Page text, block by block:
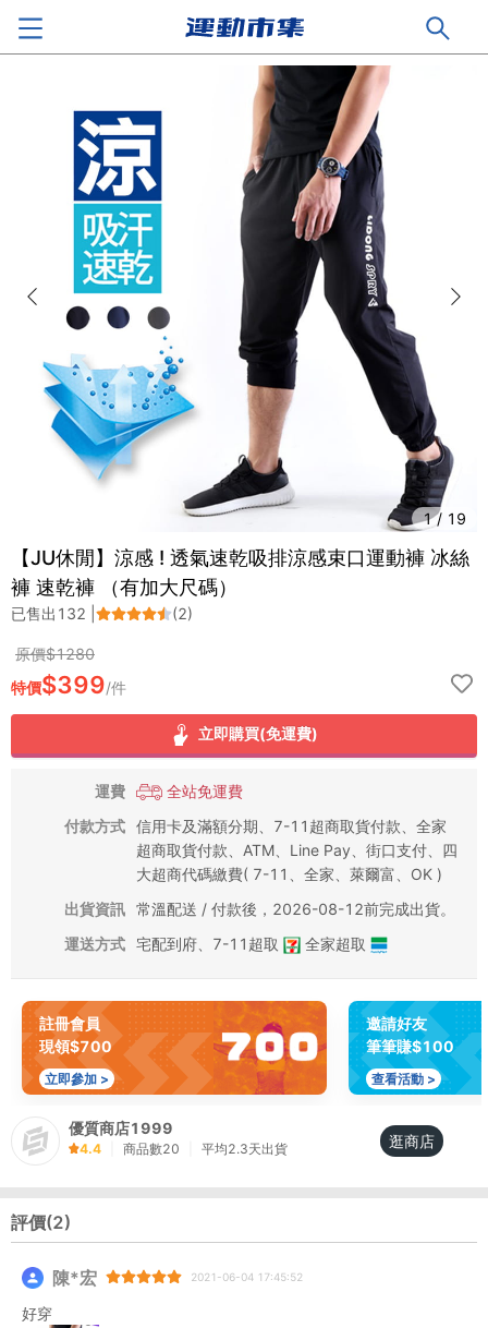
1/ 19
【JU休閒】涼感 ! 透氣速乾吸排涼感束口運動褲 冰絲
褲 速乾褲 （有加大尺碼）
已售出 132 (2)
原價$1280
特價$399/件
立即購買(免運費)
運費
全站免運費
付款方式 信用卡及滿額分期、7-11超商取貨付款、全家
超商取貨付款、ATM、Line Pay、街口支付、四
大超商代碼繳費( 7-11、全家、萊爾富、OK )
出貨資訊 常溫配送 / 付款後，2026-08-12前完成出貨。
運送方式 宅配到府 7-11超取 全家超取
註冊會員
現領$700
立即參加 >
邀請好友
筆筆賺$100
查看活動 >
優質商店1999
4.4 商品數20 平均2.3天出貨 逛商店
評價(2)
陳*宏 2021-06-04 17:45:52
好穿